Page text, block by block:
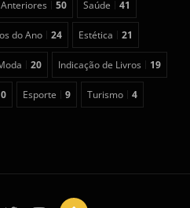
50 Saúde 41
do Ano 24 Estética 21
20 Indicação de Livros 19
Esporte 9 Turismo 4